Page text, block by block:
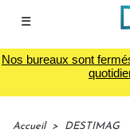
☰
Nos bureaux sont
Accueil > DESTIMAG